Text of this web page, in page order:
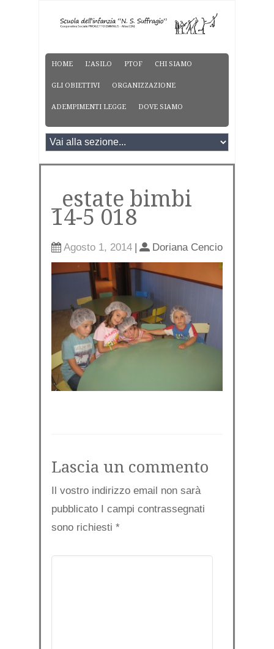
HOME L’ASILO PTOF CHI SIAMO
GLI OBIETTIVI ORGANIZZAZIONE
ADEMPIMENTI LEGGE DOVE SIAMO
_estate bimbi
14-5 018
Agosto 1, 2014 | Doriana Cencio
Lascia un commento
Il vostro indirizzo email non sarà
pubblicato I campi contrassegnati
sono richiesti *